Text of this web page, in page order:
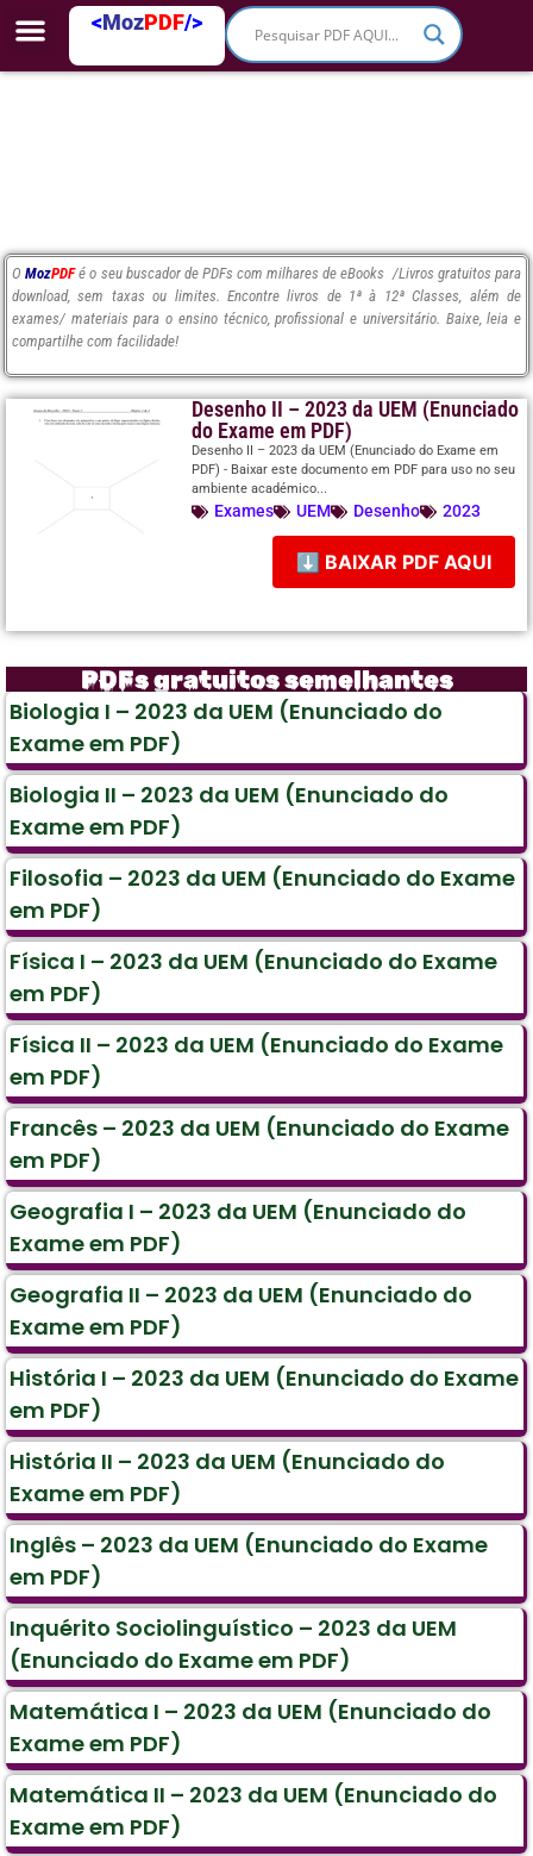
<MozPDF/>
OMozPDF é o seu buscador de PDFs com milhares de eBooks /Livros gratuitos para
download, sem taxas ou limites. Encontre livros de 1ª à 12ª Classes, além de
exames/ materiais para o ensino técnico, profissional e universitário. Baixe, leia e
compartilhe com facilidade!
Desenho II – 2023 da UEM (Enunciado
do Exame em PDF)
Desenho II – 2023 da UEM (Enunciado do Exame em
PDF) - Baixar este documento em PDF para uso no seu
ambiente académico...
Exames UEM Desenho 2023
⬇ BAIXAR PDF AQUI
PDFs gratuitos semelhantes
Biologia I – 2023 da UEM (Enunciado do
Exame em PDF)
Biologia II – 2023 da UEM (Enunciado do
Exame em PDF)
Filosofia – 2023 da UEM (Enunciado do Exame
em PDF)
Física I – 2023 da UEM (Enunciado do Exame
em PDF)
Física II – 2023 da UEM (Enunciado do Exame
em PDF)
Francês – 2023 da UEM (Enunciado do Exame
em PDF)
Geografia I – 2023 da UEM (Enunciado do
Exame em PDF)
Geografia II – 2023 da UEM (Enunciado do
Exame em PDF)
História I – 2023 da UEM (Enunciado do Exame
em PDF)
História II – 2023 da UEM (Enunciado do
Exame em PDF)
Inglês – 2023 da UEM (Enunciado do Exame
em PDF)
Inquérito Sociolinguístico – 2023 da UEM
(Enunciado do Exame em PDF)
Matemática I – 2023 da UEM (Enunciado do
Exame em PDF)
Matemática II – 2023 da UEM (Enunciado do
Exame em PDF)